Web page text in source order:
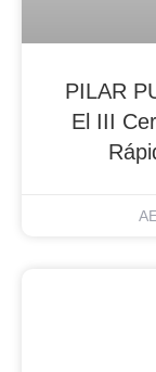
PILAR
El III